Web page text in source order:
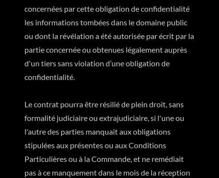
concernées par cette obligation de confidentialité
les informations tombées dans le domaine public
ou dont la révélation a été autorisée par écrit par la
partie concernée ou obtenues légalement auprès
d'un tiers sans violation d’une obligation de
confidentialité.
Le contrat pourra être résilié de plein droit, sans
formalité judiciaire ou extrajudiciaire, si l'une ou
l'autre des parties manquait aux obligations
stipulées aux présentes ou aux Conditions
Particulières ou à la Commande, et ne remédiait
pas à ce manquement dans le mois de la réception